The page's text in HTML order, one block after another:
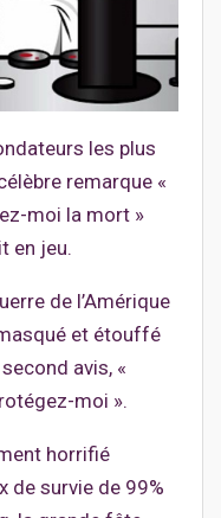
les plus
remarque «
moi la mort »
en jeu.
de l’Amérique
et étouffé
avis, «
moi ».
horrifié
de survie de 99%